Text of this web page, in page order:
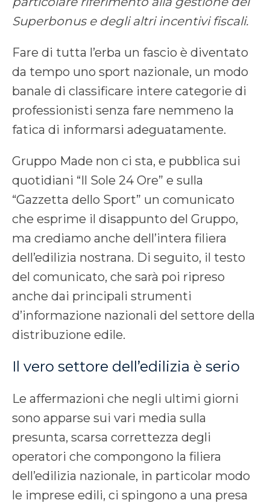
Superbonus e degli altri incentivi fiscali.
Fare di tutta l’erba un fascio è diventato
da tempo uno sport nazionale, un modo
banale di classificare intere categorie di
professionisti senza fare nemmeno la
fatica di informarsi adeguatamente.
Gruppo Made non ci sta, e pubblica sui
quotidiani “Il Sole 24 Ore” e sulla
“Gazzetta dello Sport” un comunicato
che esprime il disappunto del Gruppo,
ma crediamo anche dell’intera filiera
dell’edilizia nostrana. Di seguito, il testo
del comunicato, che sarà poi ripreso
anche dai principali strumenti
d’informazione nazionali del settore della
distribuzione edile.
Il vero settore dell’edilizia è serio
Le affermazioni che negli ultimi giorni
sono apparse sui vari media sulla
presunta, scarsa correttezza degli
operatori che compongono la filiera
dell’edilizia nazionale, in particolar modo
le imprese edili, ci spingono a una presa